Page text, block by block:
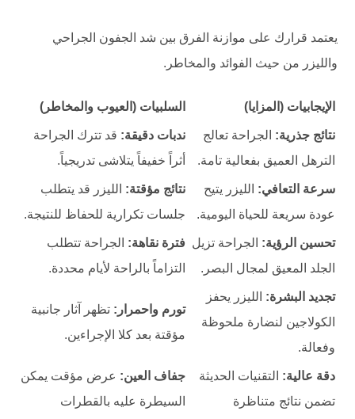
يعتمد قرارك على موازنة الفرق بين شد الجفون الجراحي
والليزر من حيث الفوائد والمخاطر.
الإيجابيات (المزايا) السلبيات (العيوب والمخاطر)
نتائج جذرية: الجراحة تعالج
الترهل العميق بفعالية تامة.
ندبات دقيقة: قد تترك الجراحة
أثراً خفيفاً يتلاشى تدريجياً.
سرعة التعافي: الليزر يتيح
عودة سريعة للحياة اليومية.
نتائج مؤقتة: الليزر قد يتطلب
جلسات تكرارية للحفاظ للنتيجة.
تحسين الرؤية: الجراحة تزيل
الجلد المعيق لمجال البصر.
فترة نقاهة: الجراحة تتطلب
التزاماً بالراحة لأيام محددة.
تجديد البشرة: الليزر يحفز
الكولاجين لنضارة ملحوظة
وفعالة.
تورم واحمرار: تظهر آثار جانبية
مؤقتة بعد كلا الإجراءين.
دقة عالية: التقنيات الحديثة
تضمن نتائج متناظرة
جفاف العين: عرض مؤقت يمكن
السيطرة عليه بالقطرات